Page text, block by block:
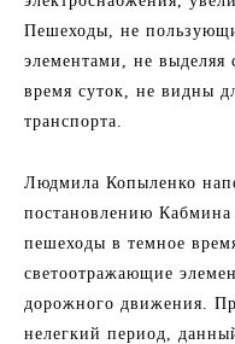
Пешеходы, не
элементами, не выделяя
время суток, не видны
транспорта.
Людмила Копыленко
постановлению Кабмина
пешеходы в темное
светоотражающие
дорожного движения.
нелегкий период,